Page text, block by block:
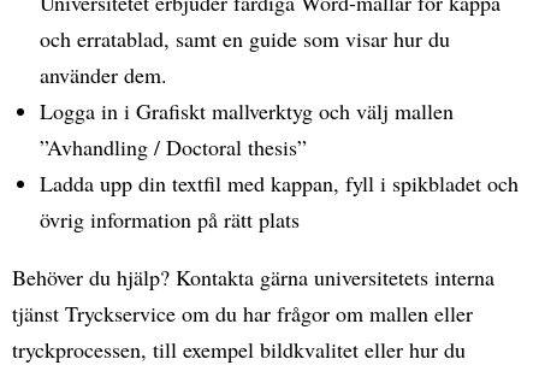
och erratablad, samt en guide som visar hur du
använder dem.
Logga in i Grafiskt mallverktyg och välj mallen
”Avhandling / Doctoral thesis”
Ladda upp din textfil med kappan, fyll i spikbladet och
övrig information på rätt plats
Behöver du hjälp? Kontakta gärna universitetets interna
tjänst Tryckservice om du har frågor om mallen eller
tryckprocessen, till exempel bildkvalitet eller hur du